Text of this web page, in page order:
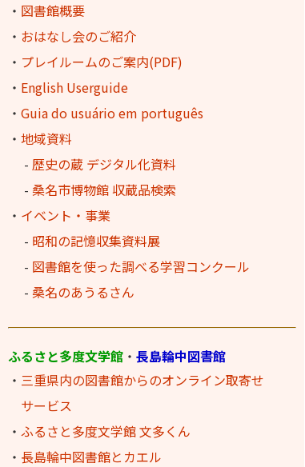
・ 図書館概要
・ おはなし会のご紹介
・ プレイルームのご案内(PDF)
・ English Userguide
・ Guia do usuário em português
・ 地域資料
- 歴史の蔵 デジタル化資料
- 桑名市博物館 収蔵品検索
・ イベント・事業
- 昭和の記憶収集資料展
- 図書館を使った調べる学習コンクール
- 桑名のあうるさん
ふるさと多度文学館 ・ 長島輪中図書館
・ 三重県内の図書館からのオンライン取寄せ
サービス
・ ふるさと多度文学館 文多くん
・ 長島輪中図書館とカエル